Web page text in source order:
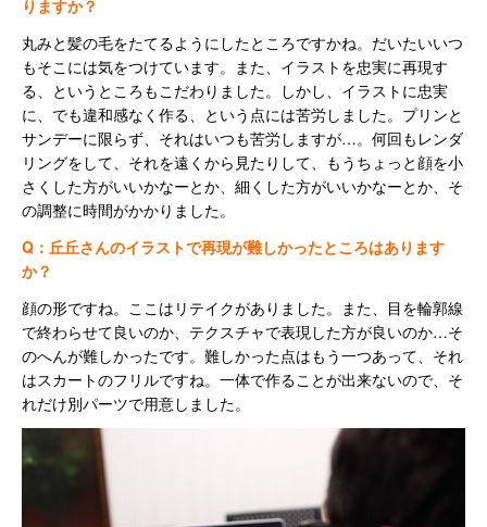
りますか？
丸みと髪の毛をたてるようにしたところですかね。だいたいいつ
もそこには気をつけています。また、イラストを忠実に再現す
る、というところもこだわりました。しかし、イラストに忠実
に、でも違和感なく作る、という点には苦労しました。プリンと
サンデーに限らず、それはいつも苦労しますが…。何回もレンダ
リングをして、それを遠くから見たりして、もうちょっと顔を小
さくした方がいいかなーとか、細くした方がいいかなーとか、そ
の調整に時間がかかりました。
Q：丘丘さんのイラストで再現が難しかったところはあります
か？
顔の形ですね。ここはリテイクがありました。また、目を輪郭線
で終わらせて良いのか、テクスチャで表現した方が良いのか…そ
のへんが難しかったです。難しかった点はもう一つあって、それ
はスカートのフリルですね。一体で作ることが出来ないので、そ
れだけ別パーツで用意しました。